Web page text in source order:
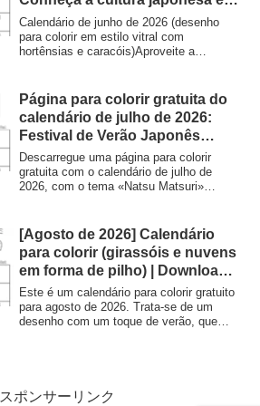
“estação das chuvas” | Nuripla
Planet
Calendário de junho de 2026 (desenho
para colorir em estilo vitral com
hortênsias e caracóis)Aproveite a
Página para colorir gratuita do
calendário de julho de 2026:
Festival de Verão Japonês
(Natsu Matsuri)
Descarregue uma página para colorir
gratuita com o calendário de julho de
2026, com o tema «Natsu Matsuri»
de comida como as de algodão doce e
fogos de artifício. Ideal para alunos que
estão a aprender sobre a cultura e o
vocabulário japoneses.
[Agosto de 2026] Calendário
para colorir (girassóis e nuvens
em forma de pilho) | Download e
impressão gratuitos | Minna no
Nurie Planet
Este é um calendário para colorir gratuito
para agosto de 2026. Trata-se de um
desenho com um toque de verão, que
para utilização em atividades educativas
スポンサーリンク